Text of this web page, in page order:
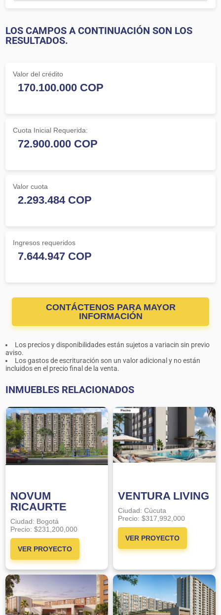
LOS CAMPOS A CONTINUACIÓN SON LOS
RESULTADOS.
Valor del crédito
Cuota Inicial Requerida:
Valor cuota
Ingresos requeridos
CONTÁCTENOS PARA MAYOR
INFORMACIÓN
Los precios y disponibilidades están sujetos a variacin sin previo
aviso.
Los gastos de escrituración son un valor adicional y no están
incluidos en el precio final de la venta.
INMUEBLES RELACIONADOS
NOVUM
RICAURTE
Ciudad: Bogotá
Precio:$231,200,000
VER PROYECTO
VENTURA LIVING
Ciudad: Cúcuta
Precio: $317,992,000
VER PROYECTO